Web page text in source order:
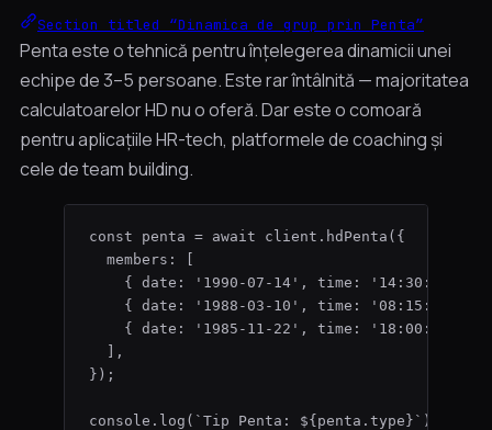
Section titled “Dinamica de grup prin Penta”
Penta este o tehnică pentru înțelegerea dinamicii unei
echipe de 3–5 persoane. Este rar întâlnită — majoritatea
calculatoarelor HD nu o oferă. Dar este o comoară
pentru aplicațiile HR-tech, platformele de coaching și
cele de team building.
const penta = await client . hdPenta ( {
members:
{ date:
' 1990-07-14 ' , time: ' 14:30:00
{ date:
' 1988-03-10 ' , time: ' 08:15:00
{ date:
' 1985-11-22 ' , time: ' 18:00:00
,
} );
console . log ( ` Tip Penta: ${ penta . type } ` );